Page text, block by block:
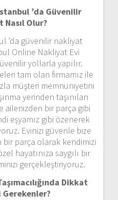
’da Güvenilir
Nasıl Olur?
’da güvenilir nakliyat
Online Nakliyat Evi
yollarla yapılır.
tam olan firmamız ile
müşteri memnuniyetini
yerinden taşınılan
ailenizden bir parça gibi
eşyamız gibi özenerek
Evinizi güvenle bize
bir parça olarak kendimizi
hayatınıza saygılı bir
gerçekleştiriyoruz.
Dikkat
Gerekenler?